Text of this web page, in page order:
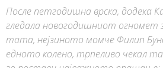
После петгодишна врска, додека
гледала новогодишниот огномет
тата, нејзиното момче Филип
едното колено, трпеливо чекал